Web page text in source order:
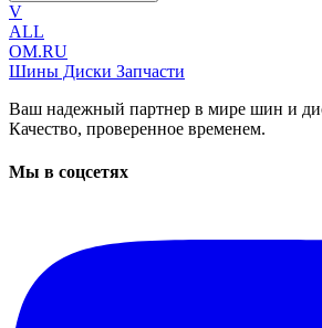
V
ALL
OM.RU
Шины Диски Запчасти
Ваш надежный партнер в мире шин и
Качество, проверенное временем.
Мы в соцсетях